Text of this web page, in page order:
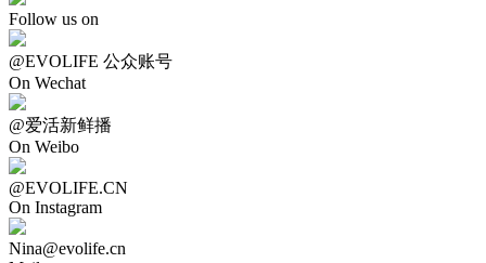
Follow us on
@EVOLIFE 公众账号
On Wechat
@爱活新鲜播
On Weibo
@EVOLIFE.CN
On Instagram
Nina@evolife.cn